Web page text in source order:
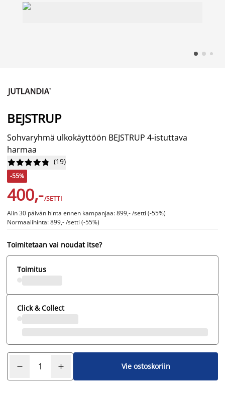
BEJSTRUP
Sohvaryhmä ulkokäyttöön BEJSTRUP 4-istuttava
harmaa





 (19)
-55%
400,-/SETTI
Alin 30 päivän hinta ennen kampanjaa: 899,- /setti (-55%)
Normaalihinta: 899,- /setti (-55%)
Toimitetaan vai noudat itse?
Toimitus
Click & Collect
Vie ostoskoriin